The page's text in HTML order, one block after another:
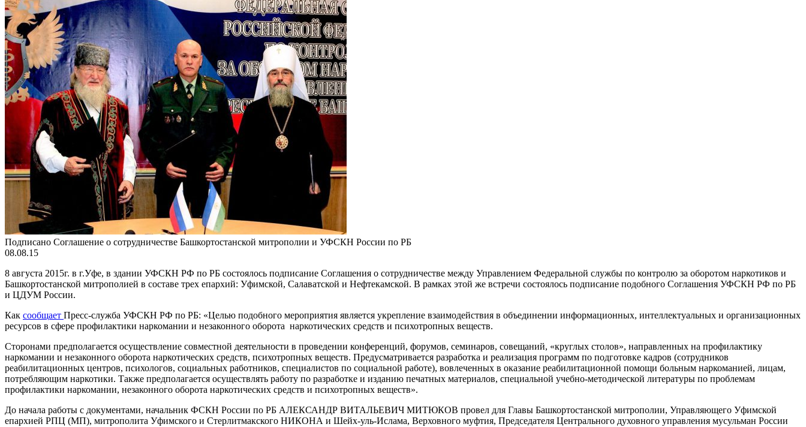
Подписано Соглашение о сотрудничестве Башкортостанской митрополии и УФСКН России по РБ
08.08.15
8 августа 2015г. в г.Уфе, в здании УФСКН РФ по РБ состоялось подписание Соглашения о сотрудничестве между Управлением Федеральной службы по контролю за оборотом наркотиков и
Башкортостанской митрополией в составе трех епархий: Уфимской, Салаватской и Нефтекамской. В рамках этой же встречи состоялось подписание подобного Соглашения УФСКН РФ по РБ
и ЦДУМ России.
Как сообщает Пресс-служба УФСКН РФ по РБ: «Целью подобного мероприятия является укрепление взаимодействия в объединении информационных, интеллектуальных и организационных
ресурсов в сфере профилактики наркомании и незаконного оборота наркотических средств и психотропных веществ.
Сторонами предполагается осуществление совместной деятельности в проведении конференций, форумов, семинаров, совещаний, «круглых столов», направленных на профилактику
наркомании и незаконного оборота наркотических средств, психотропных веществ. Предусматривается разработка и реализация программ по подготовке кадров (сотрудников
реабилитационных центров, психологов, социальных работников, специалистов по социальной работе), вовлеченных в оказание реабилитационной помощи больным наркоманией, лицам,
потребляющим наркотики. Также предполагается осуществлять работу по разработке и изданию печатных материалов, специальной учебно-методической литературы по проблемам
профилактики наркомании, незаконного оборота наркотических средств и психотропных веществ».
До начала работы с документами, начальник ФСКН России по РБ АЛЕКСАНДР ВИТАЛЬЕВИЧ МИТЮКОВ провел для Главы Башкортостанской митрополии, Управляющего Уфимской
епархией РПЦ (МП), митрополита Уфимского и Стерлитмакского НИКОНА и Шейх-уль-Ислама, Верховного муфтия, Председателя Центрального духовного управления мусульман России